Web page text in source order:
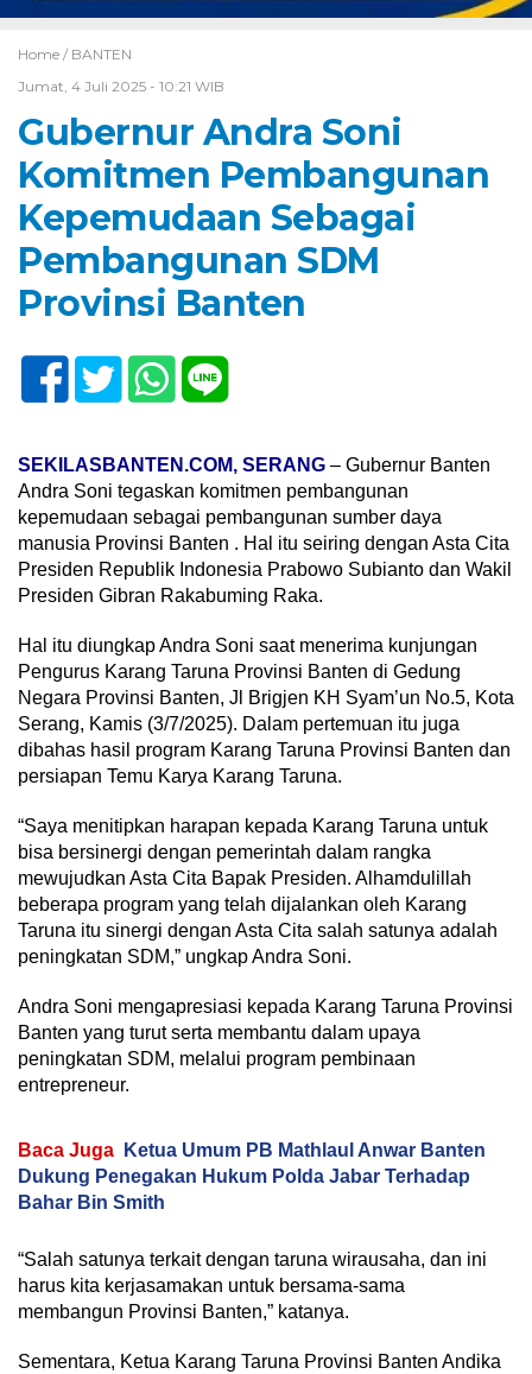
Home / BANTEN
Jumat, 4 Juli 2025 - 10:21 WIB
Gubernur Andra Soni
Komitmen Pembangunan
Kepemudaan Sebagai
Pembangunan SDM
Provinsi Banten
SEKILASBANTEN.COM, SERANG – Gubernur Banten
Andra Soni tegaskan komitmen pembangunan
kepemudaan sebagai pembangunan sumber daya
manusia Provinsi Banten . Hal itu seiring dengan Asta Cita
Presiden Republik Indonesia Prabowo Subianto dan Wakil
Presiden Gibran Rakabuming Raka.
Hal itu diungkap Andra Soni saat menerima kunjungan
Pengurus Karang Taruna Provinsi Banten di Gedung
Negara Provinsi Banten, Jl Brigjen KH Syam’un No.5, Kota
Serang, Kamis (3/7/2025). Dalam pertemuan itu juga
dibahas hasil program Karang Taruna Provinsi Banten dan
persiapan Temu Karya Karang Taruna.
“Saya menitipkan harapan kepada Karang Taruna untuk
bisa bersinergi dengan pemerintah dalam rangka
mewujudkan Asta Cita Bapak Presiden. Alhamdulillah
beberapa program yang telah dijalankan oleh Karang
Taruna itu sinergi dengan Asta Cita salah satunya adalah
peningkatan SDM,” ungkap Andra Soni.
Andra Soni mengapresiasi kepada Karang Taruna Provinsi
Banten yang turut serta membantu dalam upaya
peningkatan SDM, melalui program pembinaan
entrepreneur.
Baca Juga
Ketua Umum PB Mathlaul Anwar Banten
Dukung Penegakan Hukum Polda Jabar Terhadap
Bahar Bin Smith
“Salah satunya terkait dengan taruna wirausaha, dan ini
harus kita kerjasamakan untuk bersama-sama
membangun Provinsi Banten,” katanya.
Sementara, Ketua Karang Taruna Provinsi Banten Andika